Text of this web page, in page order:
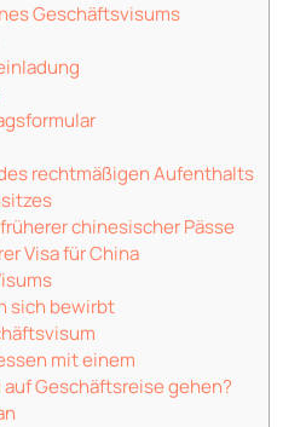
Geschäftsvisums
rechtmäßigen Aufenthalts
chinesischer Pässe
Visa für China
sich bewirbt
mit einem
Geschäftsreise gehen?